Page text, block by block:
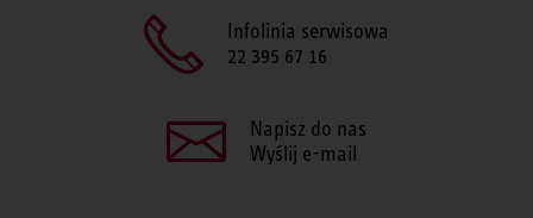
Infolinia serwisowa
22 395 67 16
Napisz do nas
Wyślij e-mail